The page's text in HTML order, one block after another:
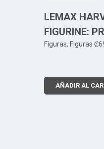
LEMAX
FIGURINE:
Figuras, Figuras
AÑADIR AL